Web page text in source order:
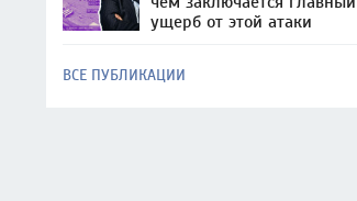
ущерб от этой атаки
ВСЕ ПУБЛИКАЦИИ